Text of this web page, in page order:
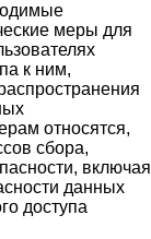
меры для
к ним,
относятся,
сбора,
включая
данных
доступа